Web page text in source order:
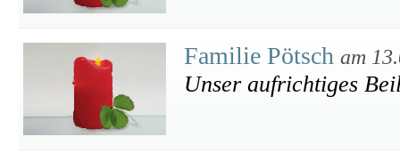
Familie Pötsch am
Unser aufrichtiges